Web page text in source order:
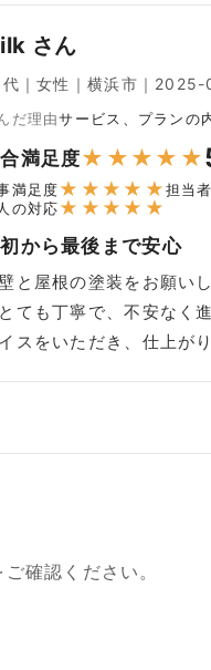
さん
｜女性｜横浜市｜
だ理由サービス、プランの
満足度★ ★ ★ ★ ★
満足度★ ★ ★ ★ ★担当
の対応★ ★ ★ ★ ★
から最後まで安心
と屋根の塗装をお願い
ても丁寧で、不安なく
スをいただき、仕上が
確認ください。